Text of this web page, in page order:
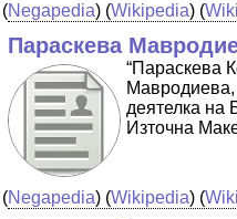
(Negapedia) (Wikipedia) (
Параскева
“Параскева
Мавродиева,
деятелка на
Източна
(Negapedia) (Wikipedia) (